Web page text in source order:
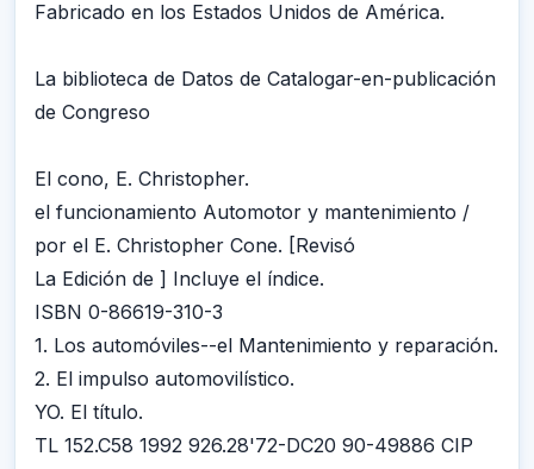
Fabricado en los Estados Unidos de América.
La biblioteca de Datos de Catalogar-en-publicación
de Congreso
El cono, E. Christopher.
el funcionamiento Automotor y mantenimiento /
por el E. Christopher Cone. [Revisó
La Edición de ] Incluye el índice.
ISBN 0-86619-310-3
1. Los automóviles--el Mantenimiento y reparación.
2. El impulso automovilístico.
YO. El título.
TL 152.C58 1992 926.28'72-DC20 90-49886 CIP